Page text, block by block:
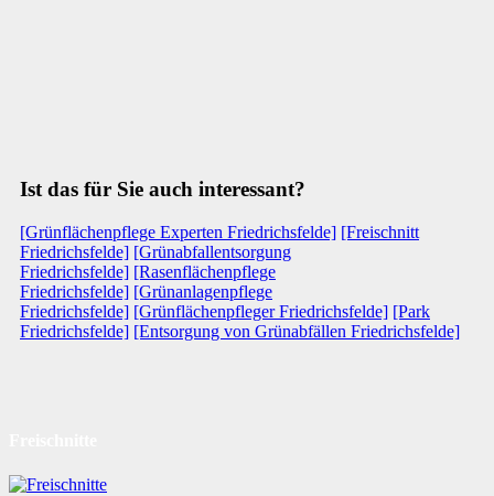
Ist das für Sie auch interessant?
[Grünflächenpflege Experten Friedrichsfelde] [Freischnitt
Friedrichsfelde] [Grünabfallentsorgung
Friedrichsfelde] [Rasenflächenpflege
Friedrichsfelde] [Grünanlagenpflege
Friedrichsfelde] [Grünflächenpfleger Friedrichsfelde] [Park
Friedrichsfelde] [Entsorgung von Grünabfällen Friedrichsfelde]